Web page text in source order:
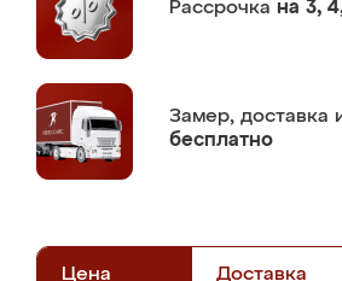
Рассрочка на 3,
Замер, доставка
бесплатно
Цена Доставка